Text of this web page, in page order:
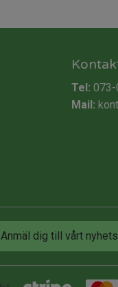
Tel: 073-
Mail:
Anmäl dig till vårt